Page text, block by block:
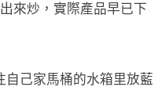
來炒，實際產品早已下
自己家馬桶的水箱里放藍